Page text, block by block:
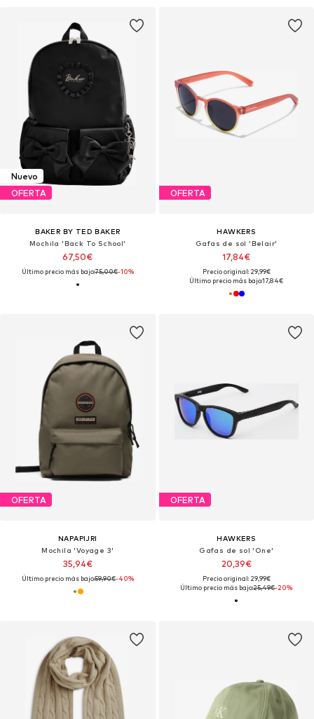
Nuevo
OFERTA
BAKER BY TED BAKER
Mochila 'Back To School'
67,50€
Último precio más bajo:75,00€-10%
OFERTA
HAWKERS
Gafas de sol 'Belair'
17,84€
Precio original: 29,99€
Último precio más bajo:17,84€
OFERTA
NAPAPIJRI
Mochila 'Voyage 3'
35,94€
Último precio más bajo:59,90€-40%
OFERTA
HAWKERS
Gafas de sol 'One'
20,39€
Precio original: 29,99€
Último precio más bajo:25,49€-20%